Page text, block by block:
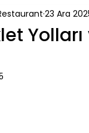
Yemek Tarifleri
23 Ara